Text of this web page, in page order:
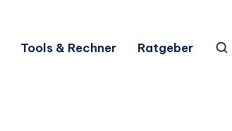
Tools & Rechner Ratgeber